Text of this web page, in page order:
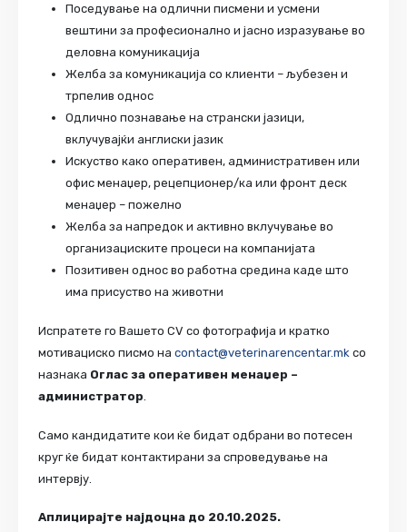
Поседување на одлични писмени и усмени
вештини за професионално и јасно изразување во
деловна комуникација
Желба за комуникација со клиенти – љубезен и
трпелив однос
Одлично познавање на странски јазици,
вклучувајќи англиски јазик
Искуство како оперативен, административен или
офис менаџер, рецепционер/ка или фронт деск
менаџер – пожелно
Желба за напредок и активно вклучување во
организациските процеси на компанијата
Позитивен однос во работна средина каде што
има присуство на животни
Испратете го Вашето CV со фотографија и кратко
мотивациско писмо наcontact@veterinarencentar.mk со
назнака Оглас за оперативен менаџер –
администратор.
Само кандидатите кои ќе бидат одбрани во потесен
круг ќе бидат контактирани за спроведување на
интервју.
Аплицирајте најдоцна до 20.10.2025.